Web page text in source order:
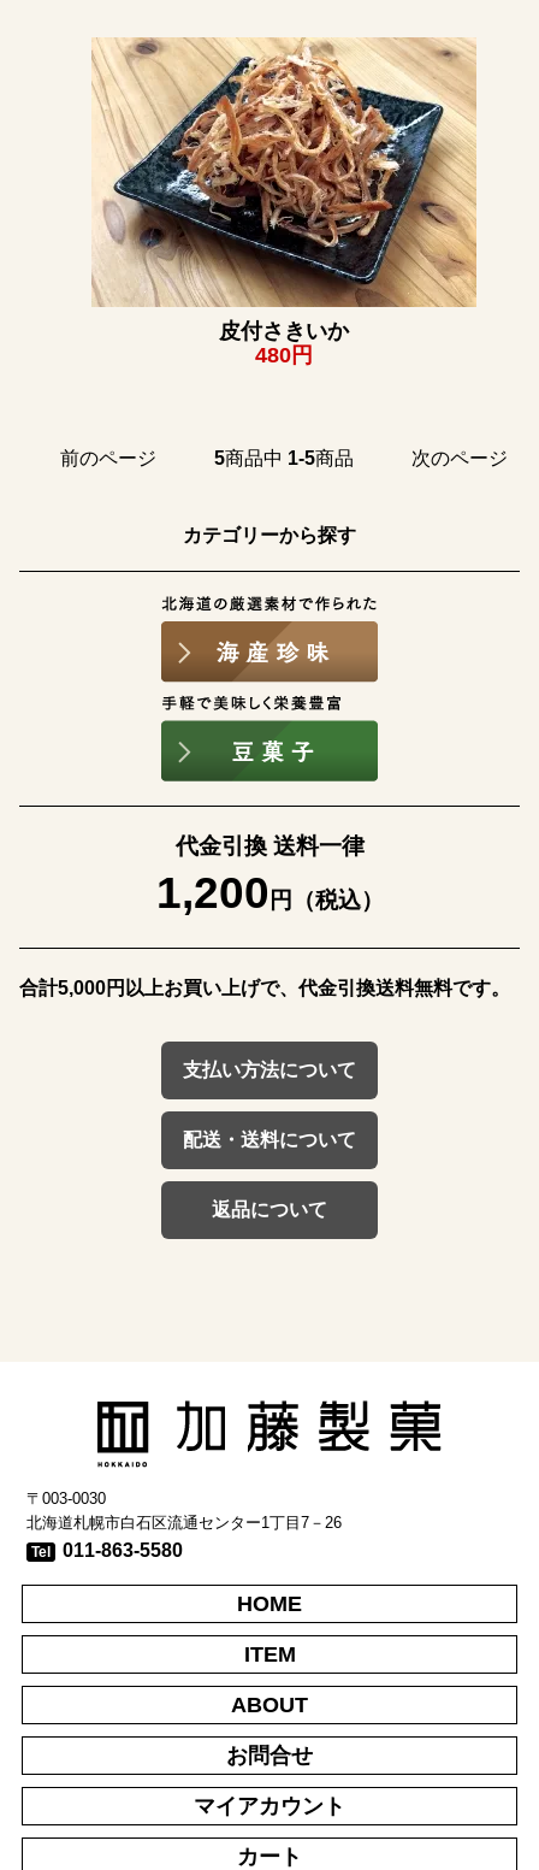
皮付さきいか
480円
前のページ 5商品中 1-5商品 次のページ
カテゴリーから探す
代金引換 送料一律
1,200 円（税込）
合計5,000円以上お買い上げで、代金引換送料無料です。
支払い方法について
配送・送料について
返品について
〒003-0030
北海道札幌市白石区流通センター1丁目7－26
Tel 011-863-5580
HOME
ITEM
ABOUT
お問合せ
マイアカウント
カート